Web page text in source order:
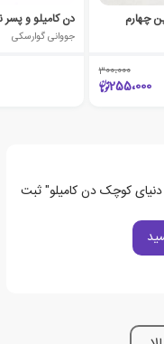
چهارم
300،000
255،000
دن کامیلو و
جووانی گوارسکی
دنیای کوچک دن کامیلو" ثبت